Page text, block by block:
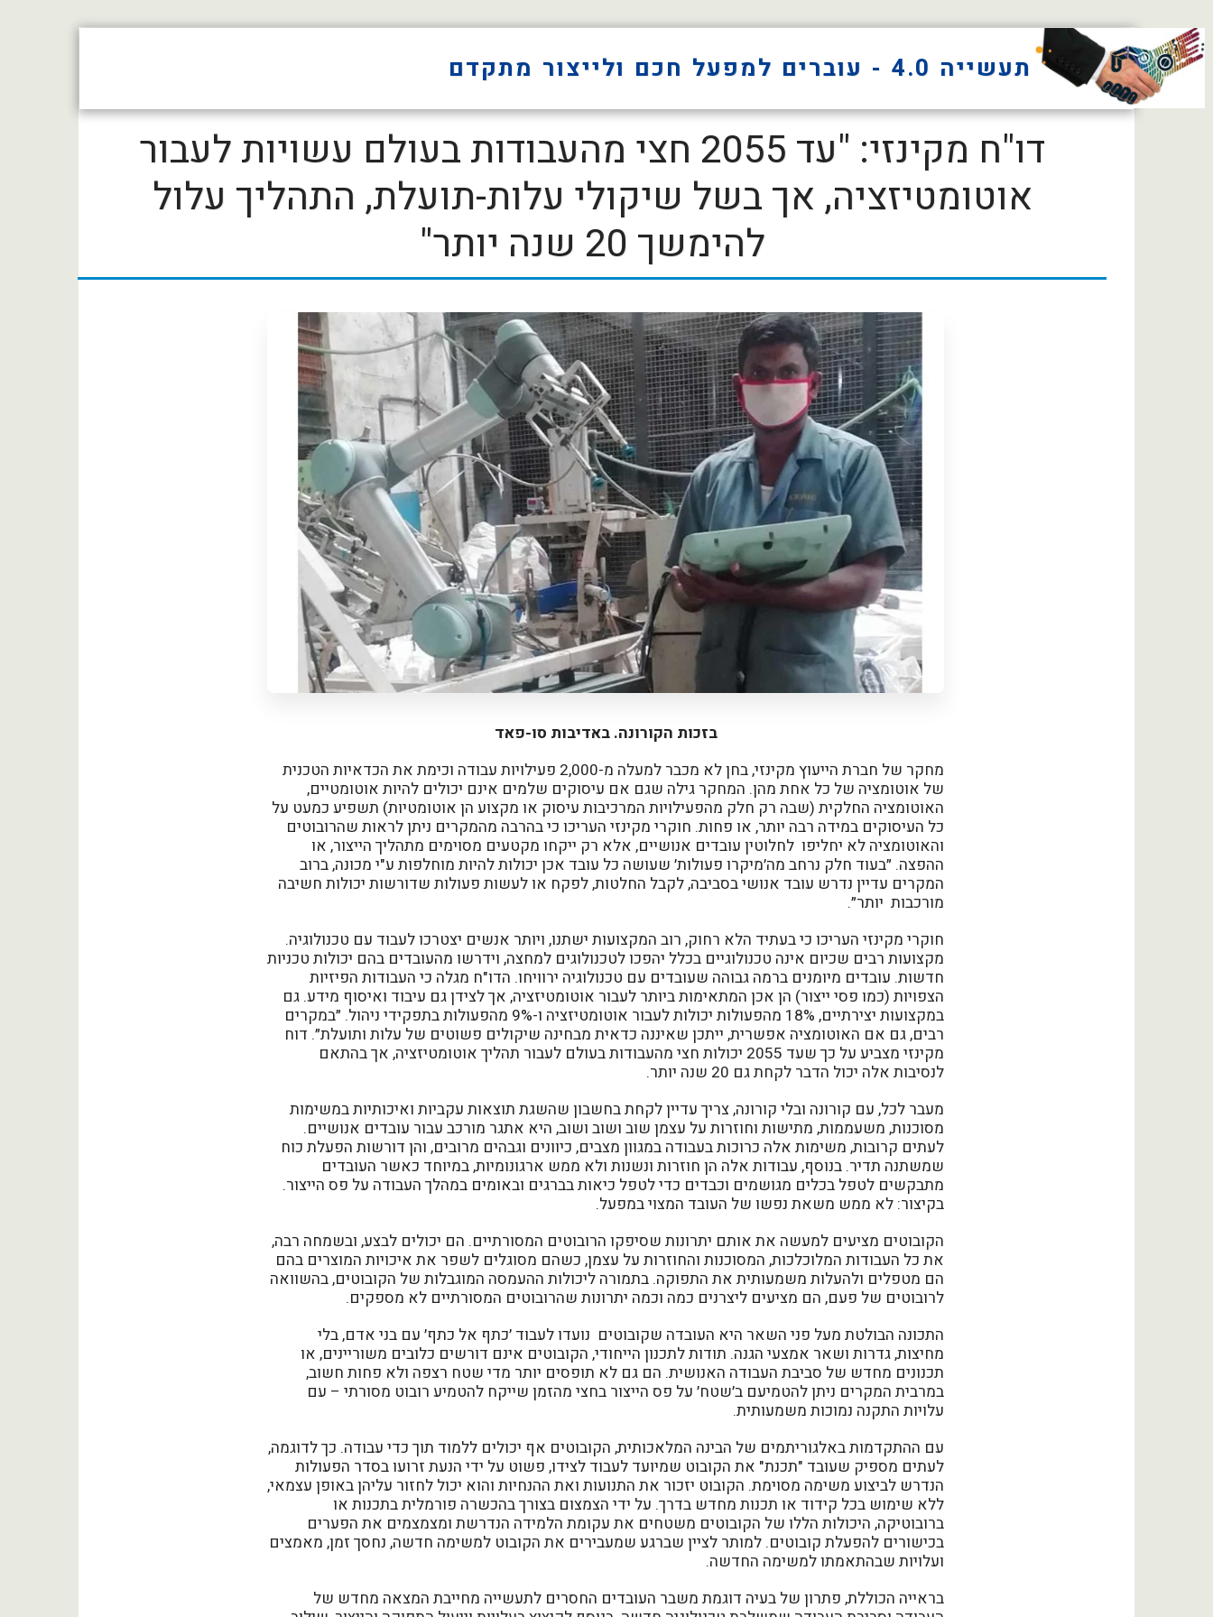
תעשייה 4.0 - עוברים למפעל חכם ולייצור מתקדם אודות
דו"ח מקינזי: "עד 2055 חצי מהעבודות בעולם עשויות לעבור
אוטומטיזציה, אך בשל שיקולי עלות-תועלת, התהליך עלול
להימשך 20 שנה יותר"
בזכות הקורונה. באדיבות סו-פאד
מחקר של חברת הייעוץ מקינזי, בחן לא מכבר למעלה מ-2,000 פעילויות עבודה וכימת את הכדאיות הטכנית
של אוטומציה של כל אחת מהן. המחקר גילה שגם אם עיסוקים שלמים אינם יכולים להיות אוטומטיים,
האוטומציה החלקית (שבה רק חלק מהפעילויות המרכיבות עיסוק או מקצוע הן אוטומטיות) תשפיע כמעט על
כל העיסוקים במידה רבה יותר, או פחות. חוקרי מקינזי העריכו כי בהרבה מהמקרים ניתן לראות שהרובוטים
והאוטומציה לא יחליפו לחלוטין עובדים אנושיים, אלא רק ייקחו מקטעים מסוימים מתהליך הייצור, או
ההפצה. ״בעוד חלק נרחב מה׳מיקרו פעולות׳ שעושה כל עובד אכן יכולות להיות מוחלפות ע"י מכונה, ברוב
המקרים עדיין נדרש עובד אנושי בסביבה, לקבל החלטות, לפקח או לעשות פעולות שדורשות יכולות חשיבה
מורכבות יותר״.
חוקרי מקינזי העריכו כי בעתיד הלא רחוק, רוב המקצועות ישתנו, ויותר אנשים יצטרכו לעבוד עם טכנולוגיה.
מקצועות רבים שכיום אינה טכנולוגיים בכלל יהפכו לטכנולוגים למחצה, וידרשו מהעובדים בהם יכולות טכניות
חדשות. עובדים מיומנים ברמה גבוהה שעובדים עם טכנולוגיה ירוויחו. הדו"ח מגלה כי העבודות הפיזיות
הצפויות (כמו פסי ייצור) הן אכן המתאימות ביותר לעבור אוטומטיזציה, אך לצידן גם עיבוד ואיסוף מידע. גם
במקצועות יצירתיים, 18% מהפעולות יכולות לעבור אוטומטיזציה ו-9% מהפעולות בתפקידי ניהול. ״במקרים
רבים, גם אם האוטומציה אפשרית, ייתכן שאיננה כדאית מבחינה שיקולים פשוטים של עלות ותועלת״. דוח
מקינזי מצביע על כך שעד 2055 יכולות חצי מהעבודות בעולם לעבור תהליך אוטומטיזציה, אך בהתאם
לנסיבות אלה יכול הדבר לקחת גם 20 שנה יותר.
מעבר לכל, עם קורונה ובלי קורונה, צריך עדיין לקחת בחשבון שהשגת תוצאות עקביות ואיכותיות במשימות
מסוכנות, משעממות, מתישות וחוזרות על עצמן שוב ושוב ושוב, היא אתגר מורכב עבור עובדים אנושיים.
לעתים קרובות, משימות אלה כרוכות בעבודה במגוון מצבים, כיוונים וגבהים מרובים, והן דורשות הפעלת כוח
שמשתנה תדיר. בנוסף, עבודות אלה הן חוזרות ונשנות ולא ממש ארגונומיות, במיוחד כאשר העובדים
מתבקשים לטפל בכלים מגושמים וכבדים כדי לטפל כיאות בברגים ובאומים במהלך העבודה על פס הייצור.
בקיצור: לא ממש משאת נפשו של העובד המצוי במפעל.
הקובוטים מציעים למעשה את אותם יתרונות שסיפקו הרובוטים המסורתיים. הם יכולים לבצע, ובשמחה רבה,
את כל העבודות המלוכלכות, המסוכנות והחוזרות על עצמן, כשהם מסוגלים לשפר את איכויות המוצרים בהם
הם מטפלים ולהעלות משמעותית את התפוקה. בתמורה ליכולות ההעמסה המוגבלות של הקובוטים, בהשוואה
לרובוטים של פעם, הם מציעים ליצרנים כמה וכמה יתרונות שהרובוטים המסורתיים לא מספקים.
התכונה הבולטת מעל פני השאר היא העובדה שקובוטים נועדו לעבוד ׳כתף אל כתף׳ עם בני אדם, בלי
מחיצות, גדרות ושאר אמצעי הגנה. תודות לתכנון הייחודי, הקובוטים אינם דורשים כלובים משוריינים, או
תכנונים מחדש של סביבת העבודה האנושית. הם גם לא תופסים יותר מדי שטח רצפה ולא פחות חשוב,
במרבית המקרים ניתן להטמיעם ב׳שטח׳ על פס הייצור בחצי מהזמן שייקח להטמיע רובוט מסורתי – עם
עלויות התקנה נמוכות משמעותית.
עם ההתקדמות באלגוריתמים של הבינה המלאכותית, הקובוטים אף יכולים ללמוד תוך כדי עבודה. כך לדוגמה,
לעתים מספיק שעובד "תכנת" את הקובוט שמיועד לעבוד לצידו, פשוט על ידי הנעת זרועו בסדר הפעולות
הנדרש לביצוע משימה מסוימת. הקובוט יזכור את התנועות ואת ההנחיות והוא יכול לחזור עליהן באופן עצמאי,
ללא שימוש בכל קידוד או תכנות מחדש בדרך. על ידי הצמצום בצורך בהכשרה פורמלית בתכנות או
ברובוטיקה, היכולות הללו של הקובוטים משטחים את עקומת הלמידה הנדרשת ומצמצמים את הפערים
בכישורים להפעלת קובוטים. למותר לציין שברגע שמעבירים את הקובוט למשימה חדשה, נחסך זמן, מאמצים
ועלויות שבהתאמתו למשימה החדשה.
בראייה הכוללת, פתרון של בעיה דוגמת משבר העובדים החסרים לתעשייה מחייבת המצאה מחדש של